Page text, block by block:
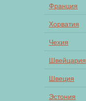
Франция
Хорватия
Чехия
Швейцария
Швеция
Эстония